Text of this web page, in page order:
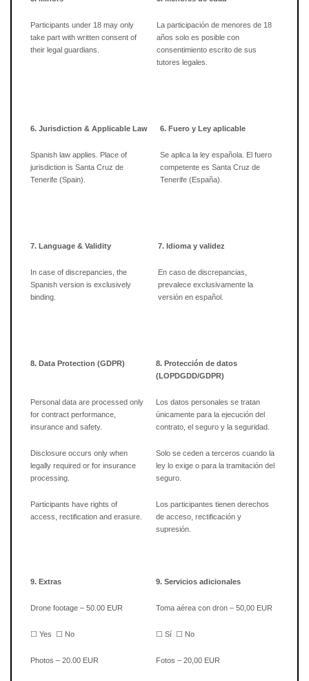
Participants under 18 may only
take part with written consent of
their legal guardians.
La participación de menores de 18
años solo es posible con
consentimiento escrito de sus
tutores legales.
6. Jurisdiction & Applicable Law 6. Fuero y Ley aplicable
Spanish law applies. Place of
jurisdiction is Santa Cruz de
Tenerife (Spain).
Se aplica la ley española. El fuero
competente es Santa Cruz de
Tenerife (España).
7. Language & Validity 7. Idioma y validez
In case of discrepancies, the
Spanish version is exclusively
binding.
En caso de discrepancias,
prevalece exclusivamente la
versión en español.
8. Data Protection (GDPR)
8. Protección de datos
(LOPDGDD/GDPR)
Personal data are processed only
for contract performance,
insurance and safety.
Disclosure occurs only when
legally required or for insurance
processing.
Participants have rights of
access, rectification and erasure.
Los datos personales se tratan
únicamente para la ejecución del
contrato, el seguro y la seguridad.
Solo se ceden a terceros cuando la
ley lo exige o para la tramitación del
seguro.
Los participantes tienen derechos
de acceso, rectificación y
supresión.
9. Extras 9. Servicios adicionales
Drone footage – 50.00 EUR
☐ Yes ☐ No
Photos – 20.00 EUR
Toma aérea con dron – 50,00 EUR
☐ Sí ☐ No
Fotos – 20,00 EUR